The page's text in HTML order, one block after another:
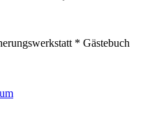
* Gästebuch